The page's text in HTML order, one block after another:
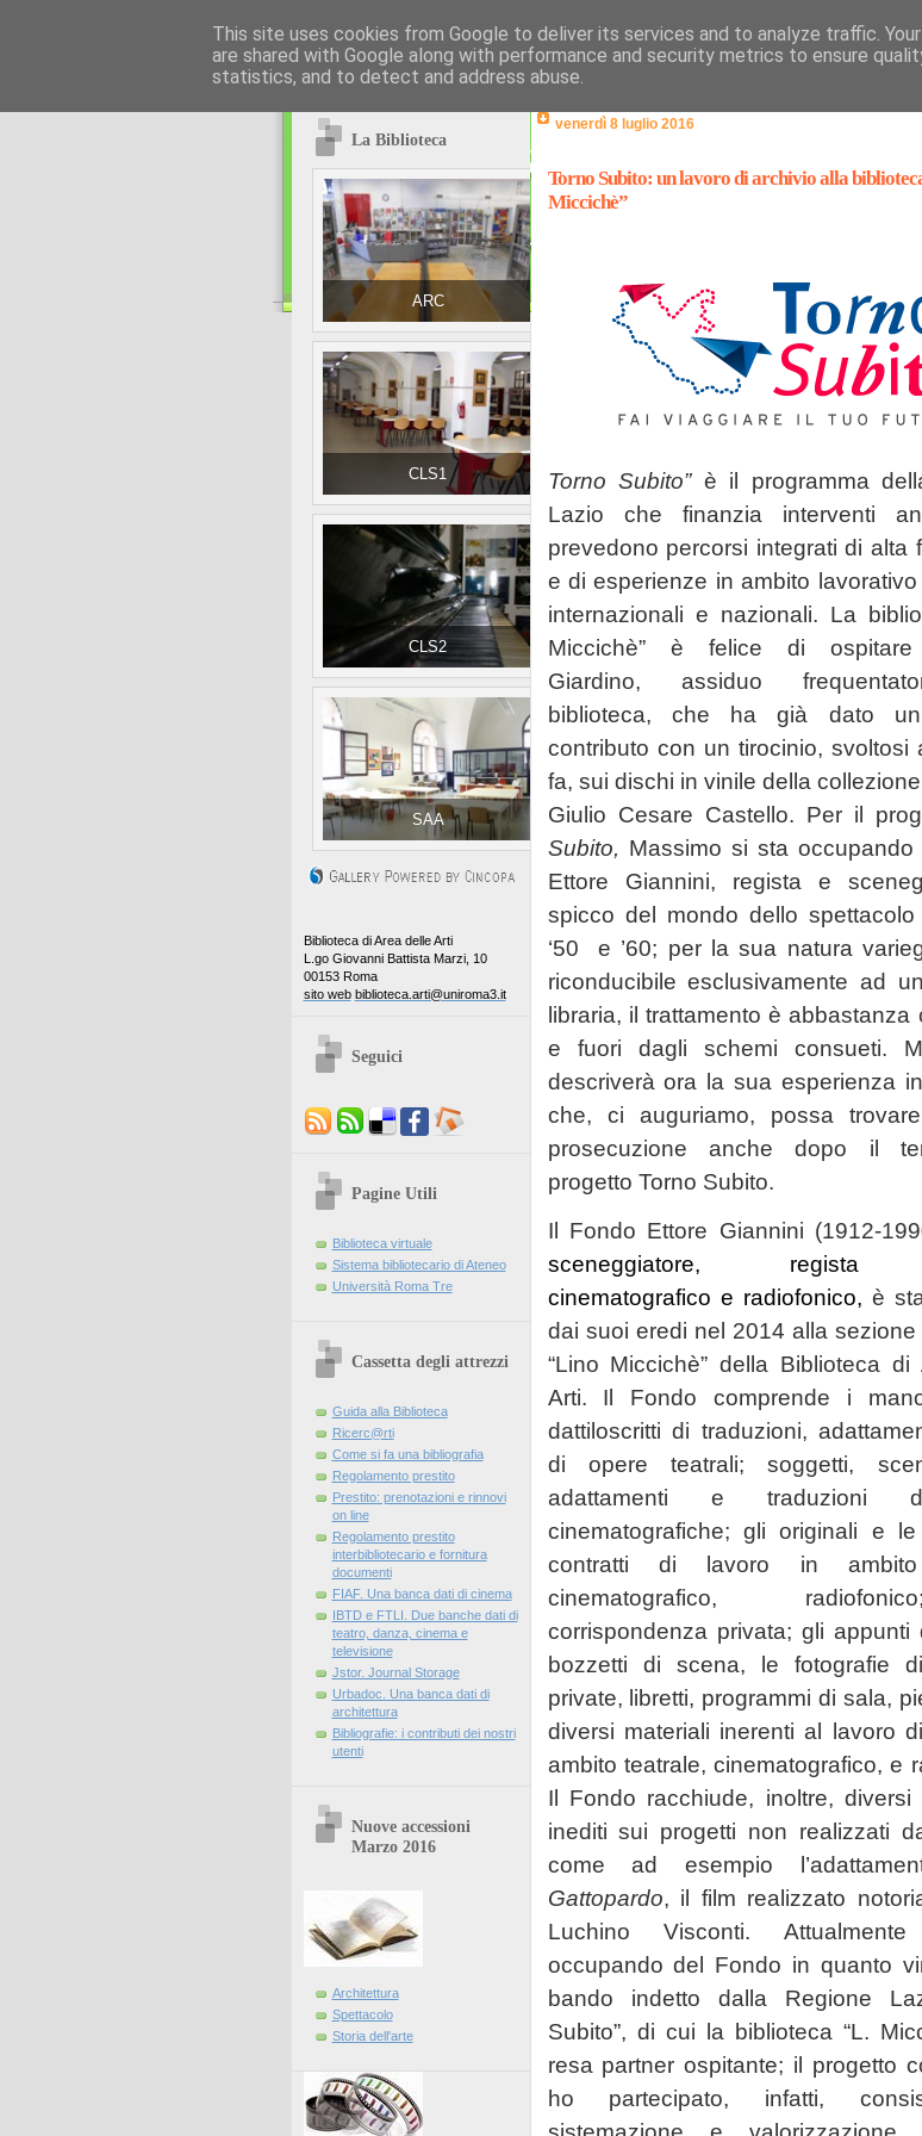
La Biblioteca
ARC
CLS1
CLS2
SAA
Biblioteca di Area delle Arti
L.go Giovanni Battista Marzi, 10
00153 Roma
sito web biblioteca.arti@uniroma3.it
Seguici
Pagine Utili
Biblioteca virtuale
Sistema bibliotecario di Ateneo
Università Roma Tre
Cassetta degli attrezzi
Guida alla Biblioteca
Ricerc@rti
Come si fa una bibliografia
Regolamento prestito
Prestito: prenotazioni e rinnovi
on line
Regolamento prestito
interbibliotecario e fornitura
documenti
FIAF. Una banca dati di cinema
IBTD e FTLI. Due banche dati di
teatro, danza, cinema e
televisione
Jstor. Journal Storage
Urbadoc. Una banca dati di
architettura
Bibliografie: i contributi dei nostri
utenti
Nuove accessioni
Marzo 2016
Architettura
Spettacolo
Storia dell'arte
venerdì 8 luglio 2016
Torno Subito: un lavoro di archivio alla
Miccichè”
Torno Subito” è il programma
Lazio che finanzia interventi
prevedono percorsi integrati di alta
e di esperienze in ambito
internazionali e nazionali. La
Miccichè” è felice di ospitare
Giardino, assiduo
biblioteca, che ha già dato un
contributo con un tirocinio, svoltosi
fa, sui dischi in vinile della
Giulio Cesare Castello. Per il
Subito, Massimo si sta occupando
Ettore Giannini, regista e
spicco del mondo dello
‘50
e ’60; per la sua natura
riconducibile esclusivamente ad
libraria, il trattamento è abbastanza
e fuori dagli schemi consueti.
descriverà ora la sua esperienza
che, ci auguriamo, possa
prosecuzione anche dopo il
progetto Torno Subito.
Il Fondo Ettore Giannini (1912-
sceneggiatore, regista
cinematografico e radiofonico, è
dai suoi eredi nel 2014 alla sezione
“Lino Miccichè” della Biblioteca di
Arti. Il Fondo comprende i
dattiloscritti di traduzioni,
di opere teatrali; soggetti,
adattamenti e traduzioni
cinematografiche; gli originali e
contratti di lavoro in ambito
cinematografico,
corrispondenza privata; gli appunti
bozzetti di scena, le fotografie
private, libretti, programmi di sala,
diversi materiali inerenti al lavoro
ambito teatrale, cinematografico, e
Il Fondo racchiude, inoltre, diversi
inediti sui progetti non realizzati
come ad esempio
Gattopardo, il film realizzato
Luchino Visconti.
occupando del Fondo in quanto
bando indetto dalla Regione
Subito”, di cui la biblioteca “L.
resa partner ospitante; il progetto
ho partecipato, infatti,
This site uses cookies from Google to deliver its services and to analyze traffic.
are shared with Google along with performance and security metrics to ensure
statistics, and to detect and address abuse.